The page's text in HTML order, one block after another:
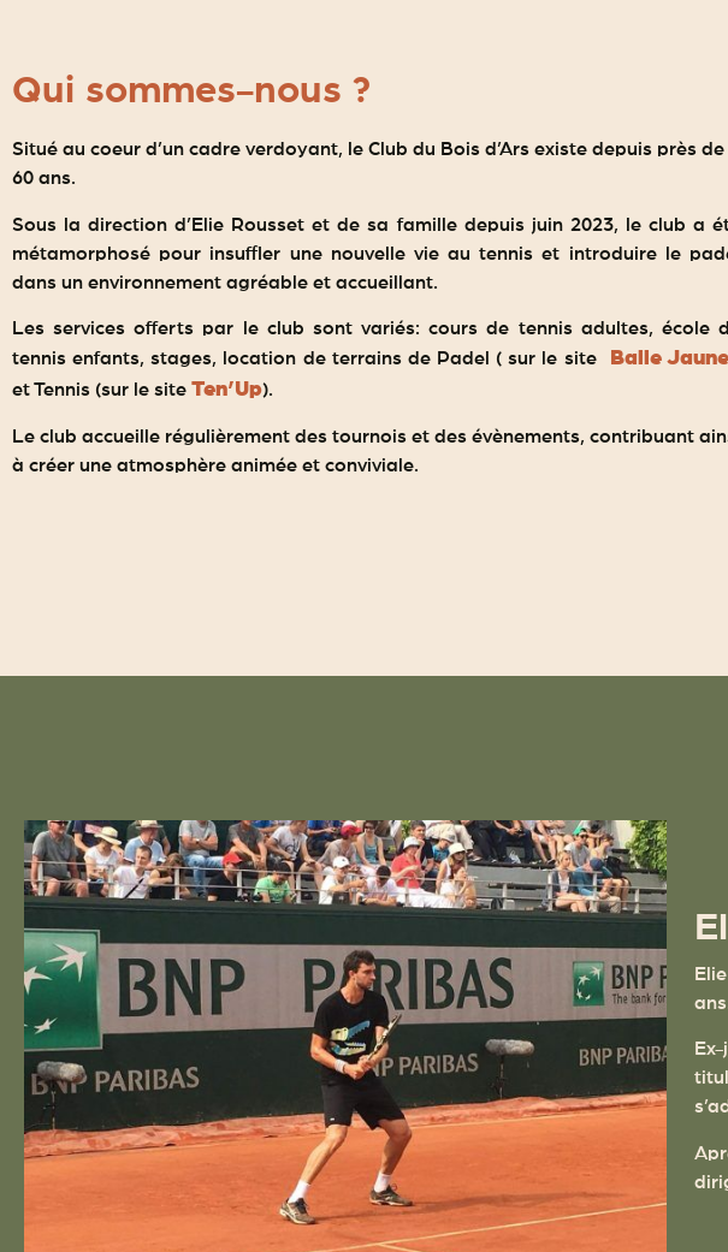
Qui sommes-nous ?
Situé au coeur d’un cadre verdoyant, le Club du Bois d’Ars existe depuis près de
60 ans.
Sous la direction d’Elie Rousset et de sa famille depuis juin 2023, le club a
métamorphosé pour insuffler une nouvelle vie au tennis et introduire le
dans un environnement agréable et accueillant.
Les services offerts par le club sont variés: cours de tennis adultes, école
tennis enfants, stages, location de terrains de Padel ( sur le site
Balle Jaune
et Tennis (sur le site Ten’Up).
Le club accueille régulièrement des tournois et des évènements, contribuant
à créer une atmosphère animée et conviviale.